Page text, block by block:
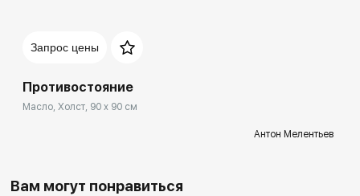
Запрос цены
Противостояние
Масло, Холст, 90 x 90 см
Антон Мелентьев
Вам могут понравиться